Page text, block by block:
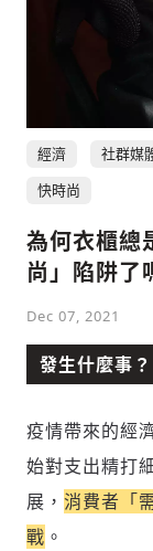
登入或
輸入
經濟 社群媒
快時尚
為何衣櫃總
尚」陷阱了
Dec 07, 2021
發生什麼事？
疫情帶來的經
始對支出精打
展， 消費者「
戰 。